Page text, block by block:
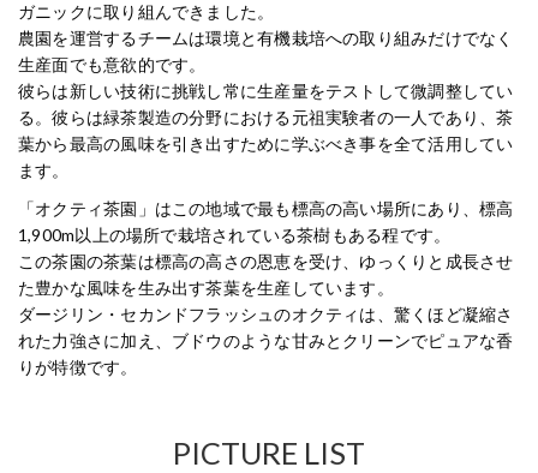
ガニックに取り組んできました。
農園を運営するチームは環境と有機栽培への取り組みだけでなく
生産面でも意欲的です。
彼らは新しい技術に挑戦し常に生産量をテストして微調整してい
る。彼らは緑茶製造の分野における元祖実験者の一人であり、茶
葉から最高の風味を引き出すために学ぶべき事を全て活用してい
ます。
「オクティ茶園」はこの地域で最も標高の高い場所にあり、標高
1,900m以上の場所で栽培されている茶樹もある程です。
この茶園の茶葉は標高の高さの恩恵を受け、ゆっくりと成長させ
た豊かな風味を生み出す茶葉を生産しています。
ダージリン・セカンドフラッシュのオクティは、驚くほど凝縮さ
れた力強さに加え、ブドウのような甘みとクリーンでピュアな香
りが特徴です。
PICTURE LIST